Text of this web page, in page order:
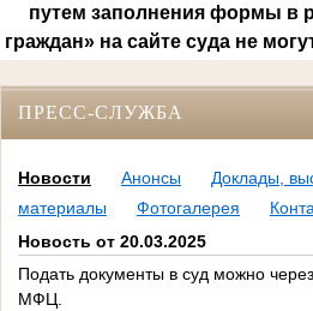
путем заполнения формы в
граждан» на сайте суда не
ПРЕСС-СЛУЖБА
Новости Анонсы
Доклады,
материалы
Фотогалерея
Новость от 20.03.2025
Подать документы в суд можно через
МФЦ.